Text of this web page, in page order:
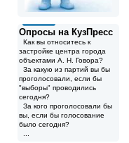
Опросы на КузПресс
Как вы относитесь к
застройке центра города
объектами А. Н. Говора?
За какую из партий вы бы
проголосовали, если бы
"выборы" проводились
сегодня?
За кого проголосовали бы
вы, если бы голосование
было сегодня?